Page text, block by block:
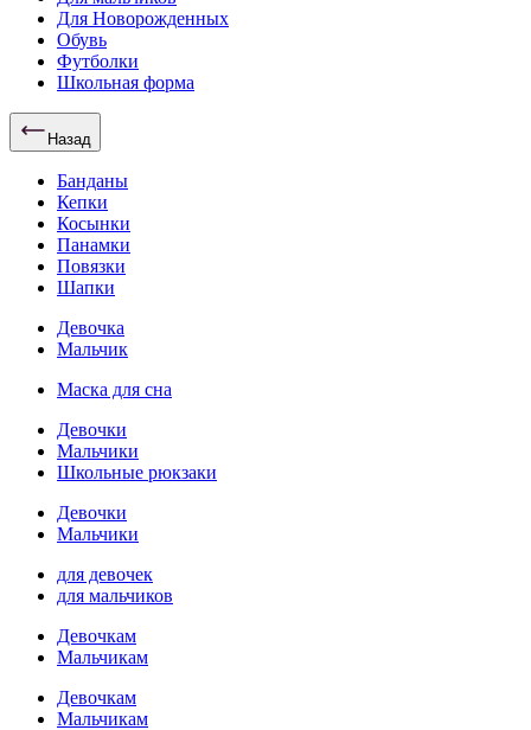
Для Новорожденных
Обувь
Футболки
Школьная форма
Назад
Банданы
Кепки
Косынки
Панамки
Повязки
Шапки
Девочка
Мальчик
Маска для сна
Девочки
Мальчики
Школьные рюкзаки
Девочки
Мальчики
для девочек
для мальчиков
Девочкам
Мальчикам
Девочкам
Мальчикам